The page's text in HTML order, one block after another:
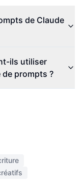
de Claude
ils utiliser
prompts ?